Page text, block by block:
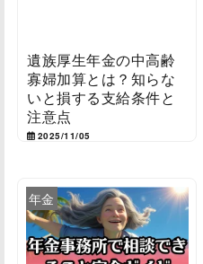
遺族厚生年金の中高齢
寡婦加算とは？知らな
いと損する支給条件と
注意点
2025/11/05
年金